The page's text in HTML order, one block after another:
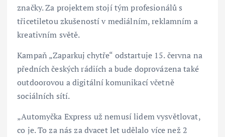
značky. Za projektem stojí tým profesionálů s
třicetiletou zkušeností v mediálním, reklamním a
kreativním světě.
Kampaň „Zaparkuj chytře“ odstartuje 15. června na
předních českých rádiích a bude doprovázena také
outdoorovou a digitální komunikací včetně
sociálních sítí.
„Automyčka Express už nemusí lidem vysvětlovat,
co je. To za nás za dvacet let udělalo více než 2